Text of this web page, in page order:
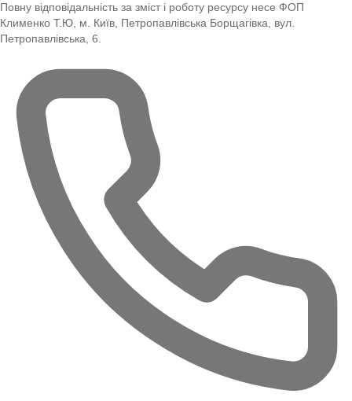
Повну відповідальність за зміст і роботу ресурсу несе ФОП
Клименко Т.Ю, м. Київ, Петропавлівська Борщагівка, вул.
Петропавлівська, 6.